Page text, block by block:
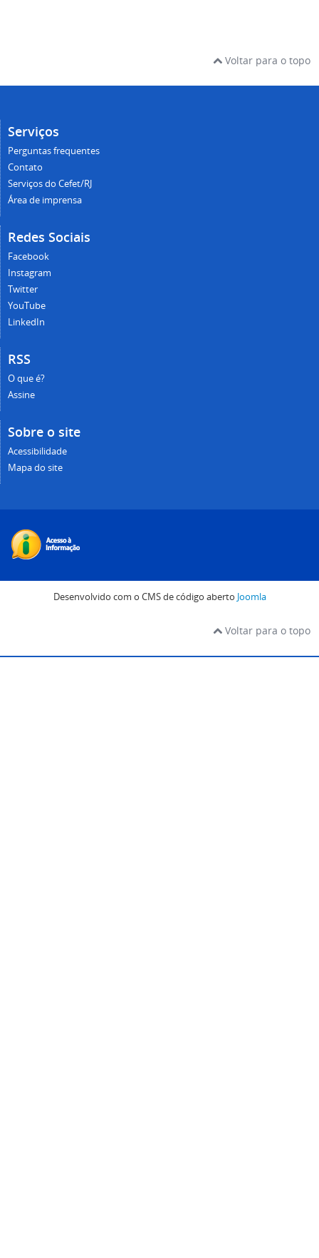
Voltar para o topo
Serviços
Perguntas frequentes
Contato
Serviços do Cefet/RJ
Área de imprensa
Redes Sociais
Facebook
Instagram
Twitter
YouTube
LinkedIn
RSS
O que é?
Assine
Sobre o site
Acessibilidade
Mapa do site
Desenvolvido com o CMS de código aberto Joomla
Voltar para o topo